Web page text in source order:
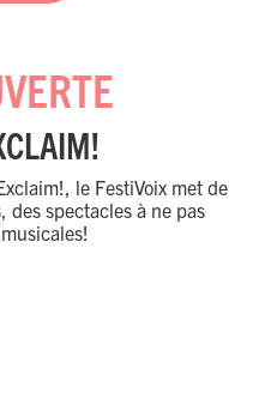
le FestiVoix met de
des spectacles à ne pas